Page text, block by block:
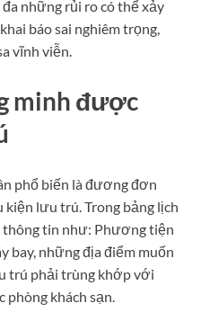
những rủi ro có thể xảy
báo sai nghiêm trọng,
vĩnh viễn.
minh được
phổ biến là đương đơn
lưu trú. Trong bảng lịch
thông tin như: Phương tiện
bay, những địa điểm muốn
trú phải trùng khớp với
khách sạn.